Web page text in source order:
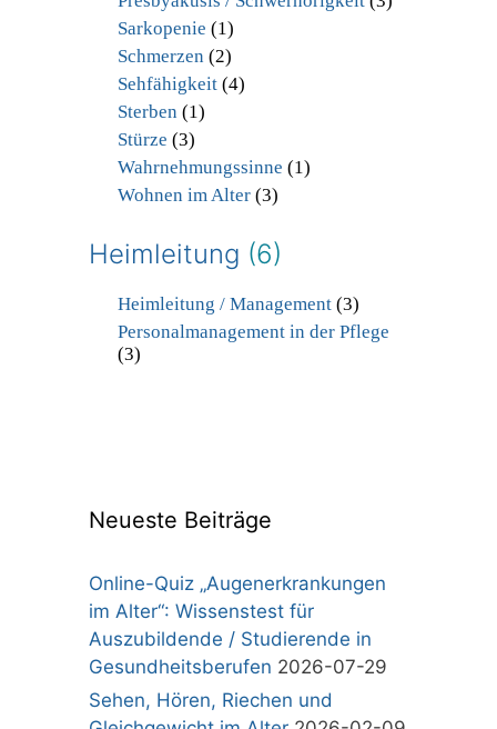
Sarkopenie (1)
Schmerzen (2)
Sehfähigkeit(4)
Sterben (1)
Stürze (3)
Wahrnehmungssinne (1)
Wohnen im Alter(3)
Heimleitung (6)
Heimleitung / Management(3)
Personalmanagement in der Pflege
(3)
Neueste Beiträge
Online-Quiz „Augenerkrankungen
im Alter“: Wissenstest für
Auszubildende / Studierende in
Gesundheitsberufen 2026-07-29
Sehen, Hören, Riechen und